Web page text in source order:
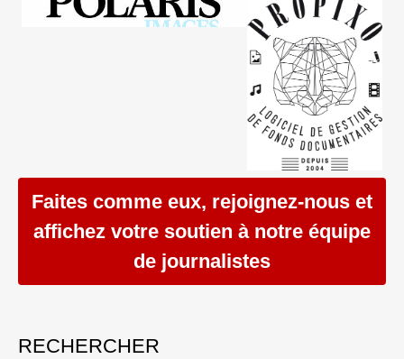
Faites comme eux, rejoignez-nous et
affichez votre soutien à notre équipe
de journalistes
RECHERCHER